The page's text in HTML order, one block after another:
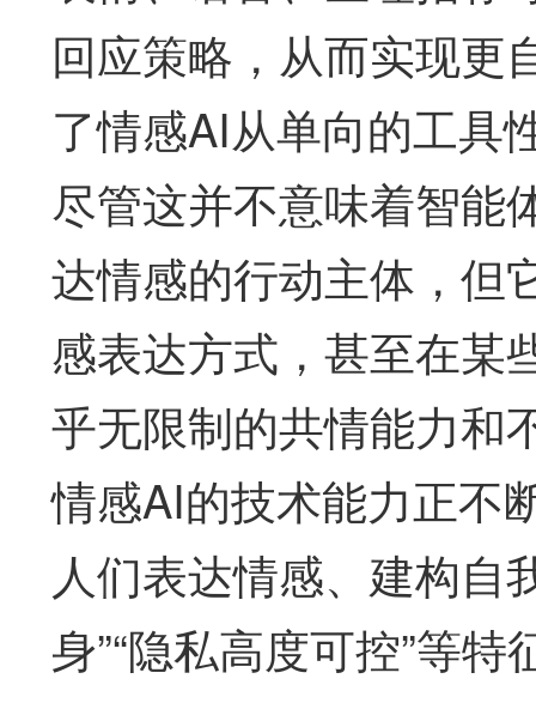
回应策略，从而实现更
了情感AI从单向的工具
尽管这并不意味着智能
达情感的行动主体，但
感表达方式，甚至在某
乎无限制的共情能力和
情感AI的技术能力正不
人们表达情感、建构自
身”“隐私高度可控”等